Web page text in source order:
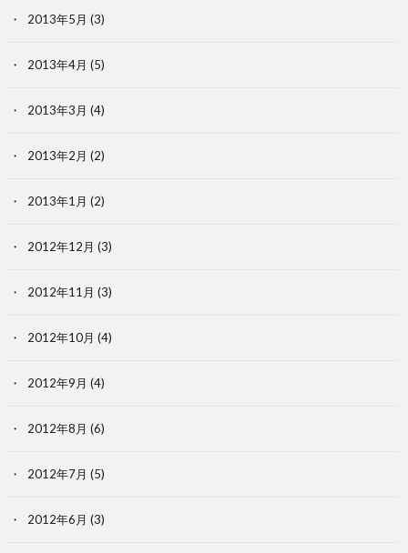
2013年5月 (3)
2013年4月 (5)
2013年3月 (4)
2013年2月 (2)
2013年1月 (2)
2012年12月 (3)
2012年11月 (3)
2012年10月 (4)
2012年9月 (4)
2012年8月 (6)
2012年7月 (5)
2012年6月 (3)